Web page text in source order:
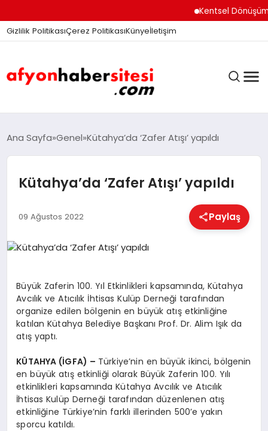
Kentsel Dönüşüm
Gizlilik PolitikasıÇerez PolitikasıKünyeİletişim
ANASAYFA
GÜNDEM
DÜNYA
EKONOMI
HABERLER
MAGAZIN
Ana Sayfa Genel Kütahya’da ‘Zafer Atışı’ yapıldı
Kütahya’da ‘Zafer Atışı’ yapıldı
09 Ağustos 2022 Paylaş
Büyük Zaferin 100. Yıl Etkinlikleri kapsamında, Kütahya
Avcılık ve Atıcılık İhtisas Kulüp Derneği tarafından
organize edilen bölgenin en büyük atış etkinliğine
katılan Kütahya Belediye Başkanı Prof. Dr. Alim Işık da
atış yaptı.
KÜTAHYA (İGFA) – Türkiye’nin en büyük ikinci, bölgenin
en büyük atış etkinliği olarak Büyük Zaferin 100. Yılı
etkinlikleri kapsamında Kütahya Avcılık ve Atıcılık
İhtisas Kulüp Derneği tarafından düzenlenen atış
etkinliğine Türkiye’nin farklı illerinden 500’e yakın
sporcu katıldı.